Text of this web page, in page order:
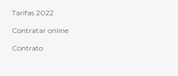
Tarifas 2022
Contratar online
Contrato